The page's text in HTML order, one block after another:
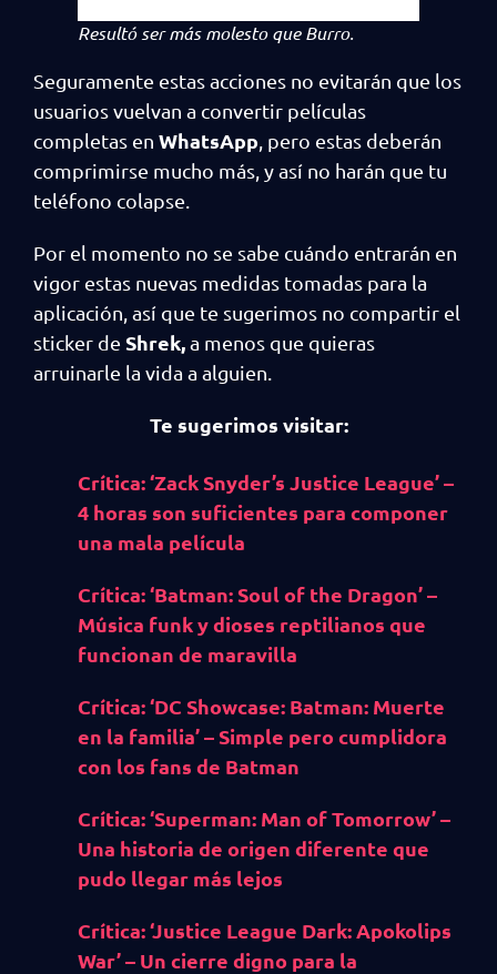
Resultó ser más molesto que Burro.
Seguramente estas acciones no evitarán que los
usuarios vuelvan a convertir películas
completas en WhatsApp , pero estas deberán
comprimirse mucho más, y así no harán que tu
teléfono colapse.
Por el momento no se sabe cuándo entrarán en
vigor estas nuevas medidas tomadas para la
aplicación, así que te sugerimos no compartir el
sticker de Shrek,a menos que quieras
arruinarle la vida a alguien.
Te sugerimos visitar:
Crítica: ‘Zack Snyder’s Justice League’ –
4 horas son suficientes para componer
una mala película
Crítica: ‘Batman: Soul of the Dragon’ –
Música funk y dioses reptilianos que
funcionan de maravilla
Crítica: ‘DC Showcase: Batman: Muerte
en la familia’ – Simple pero cumplidora
con los fans de Batman
Crítica: ‘Superman: Man of Tomorrow’ –
Una historia de origen diferente que
pudo llegar más lejos
Crítica: ‘Justice League Dark: Apokolips
War’ – Un cierre digno para la